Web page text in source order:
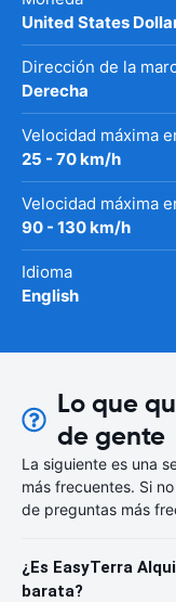
United States
Dirección de la
Derecha
Velocidad máxima
25 - 70 km/h
Velocidad máxima
90 - 130 km/h
Idioma
English
Lo que
de gente
La siguiente es una
más frecuentes. Si
de preguntas más
¿Es EasyTerra
barata?